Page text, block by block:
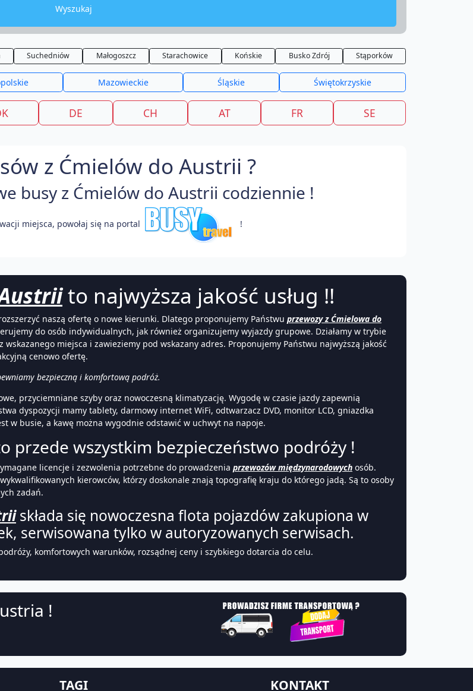
Wyszukaj
Suchedniów Małogoszcz Starachowice Końskie Busko Zdrój Stąporków
Mazowieckie Śląskie Świętokrzyskie
DE CH AT FR SE
z Ćmielów do Austrii ?
busy z Ćmielów do Austrii codziennie !
miejsca, powołaj się na portal !
to najwyższa jakość usług !!
naszą ofertę o nowe kierunki. Dlatego proponujemy Państwu przewozy z Ćmielowa do
do osób indywidualnych, jak również organizujemy wyjazdy grupowe. Działamy w trybie
miejsca i zawieziemy pod wskazany adres. Proponujemy Państwu najwyższą jakość
cenowo ofertę.
bezpieczną i komfortową podróż.
przyciemniane szyby oraz nowoczesną klimatyzację. Wygodę w czasie jazdy zapewnią
dyspozycji mamy tablety, darmowy internet WiFi, odtwarzacz DVD, monitor LCD, gniazdka
w busie, a kawę można wygodnie odstawić w uchwyt na napoje.
przede wszystkim bezpieczeństwo podróży !
licencje i zezwolenia potrzebne do prowadzenia przewozów międzynarodowych osób.
kierowców, którzy doskonale znają topografię kraju do którego jadą. Są to osoby
zadań.
składa się nowoczesna flota pojazdów zakupiona w
serwisowana tylko w autoryzowanych serwisach.
komfortowych warunków, rozsądnej ceny i szybkiego dotarcia do celu.
!
TAGI KONTAKT